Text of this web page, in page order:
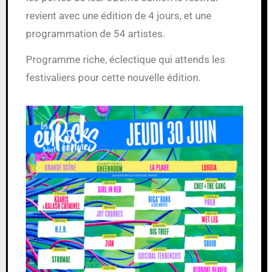
revient avec une édition de 4 jours, et une
programmation de 54 artistes.
Programme riche, éclectique qui attends les
festivaliers pour cette nouvelle édition.